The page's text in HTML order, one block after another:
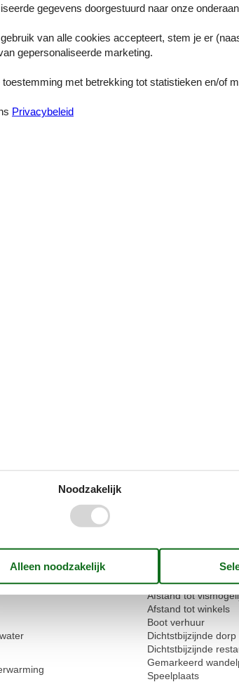
plezier voor jong en oud. Het grootste
park en biedt ongeveer 400 ligplaatsen voor boten
het park. Van hieruit kun je tochtjes met de
de fiets of te voet, er is ook een kanoverhuur in de
het park is open afhankelijk van het seizoen, en
in het park, dus je kunt je excursies direct ter
elektrische auto
Internetten
Afstand luchthaven
Afstand naar het
Afstand tot
Afstand tot winkels
Boot verhuur
Dichtstbijzijnde dorp
Dichtstbijzijnde
Gemarkeerd
Speelplaats
gegevens doorgestuurd naar onze
van alle cookies accepteert, stem je er
gepersonaliseerde marketing.
met betrekking tot statistieken en/of
Privacybeleid
Noodzakelijk